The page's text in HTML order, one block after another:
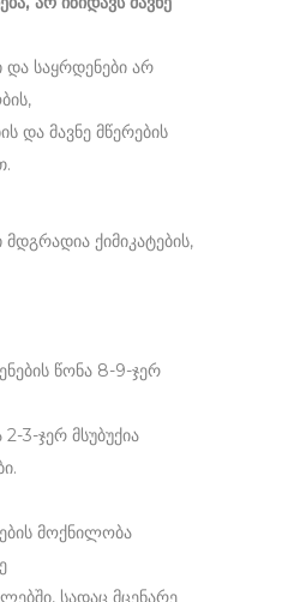
და საყრდენები არ
და მავნე მწერების
ქიმიკატების,
წონა 8-9-ჯერ
3-ჯერ მსუბუქია
მოქნილობა
სადაც მცენარე